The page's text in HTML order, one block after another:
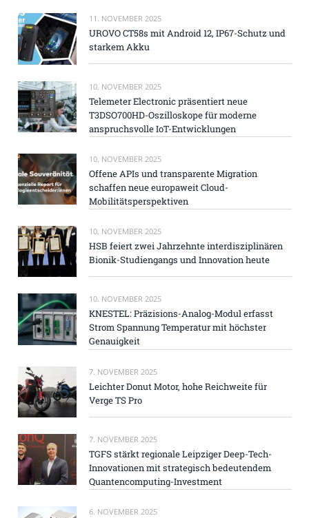
11. NOVEMBER 2025
UROVO CT58s mit Android 12, IP67-Schutz und
starkem Akku
10. NOVEMBER 2025
Telemeter Electronic präsentiert neue
T3DSO700HD-Oszilloskope für moderne
anspruchsvolle IoT-Entwicklungen
10. NOVEMBER 2025
Offene APIs und transparente Migration
schaffen neue europaweit Cloud-
Mobilitätsperspektiven
10. NOVEMBER 2025
HSB feiert zwei Jahrzehnte interdisziplinären
Bionik-Studiengangs und Innovation heute
10. NOVEMBER 2025
KNESTEL: Präzisions-Analog-Modul erfasst
Strom Spannung Temperatur mit höchster
Genauigkeit
7. NOVEMBER 2025
Leichter Donut Motor, hohe Reichweite für
Verge TS Pro
7. NOVEMBER 2025
TGFS stärkt regionale Leipziger Deep-Tech-
Innovationen mit strategisch bedeutendem
Quantencomputing-Investment
6. NOVEMBER 2025